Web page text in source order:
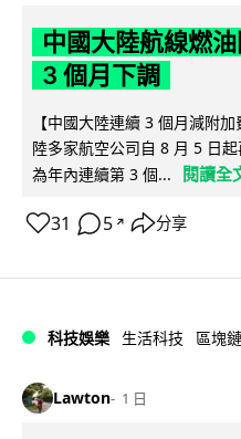
中國大陸航線燃
3 個月下調
【中國大陸連續 3 個月減附
陸多家航空公司自 8 月 5 日
為年內連續第 3 個...
閱讀全
31 5 ↗ 分享
科技娛樂 生活科技 區塊鏈
Lawton 1 日